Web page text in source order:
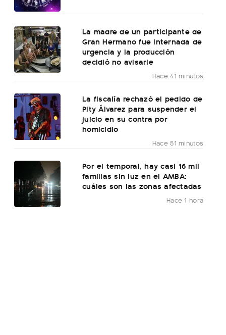
La madre de un participante de
Gran Hermano fue internada de
urgencia y la producción
decidió no avisarle
Hace 41 minutos
La fiscalía rechazó el pedido de
Pity Álvarez para suspender el
juicio en su contra por
homicidio
Hace 51 minutos
Por el temporal, hay casi 16 mil
familias sin luz en el AMBA:
cuáles son las zonas afectadas
Hace 1 hora